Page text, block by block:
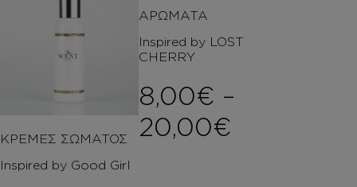
ΚΡΕΜΕΣ ΣΩΜΑΤΟΣ
Inspired by Good Girl
ΑΡΩΜΑΤΑ
Inspired by LOST
CHERRY
8,00€ –
20,00€